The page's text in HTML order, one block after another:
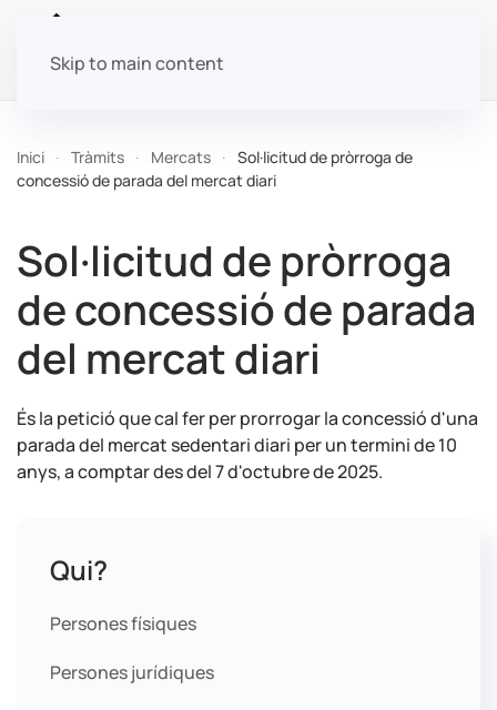
Skip to main content
Inici Tràmits Mercats
Sol·licitud de pròrroga de
concessió de parada del mercat diari
Sol·licitud de pròrroga
de concessió de parada
del mercat diari
És la petició que cal fer per prorrogar la concessió d'una
parada del mercat sedentari diari per un termini de 10
anys, a comptar des del 7 d'octubre de 2025.
Qui?
Persones físiques
Persones jurídiques